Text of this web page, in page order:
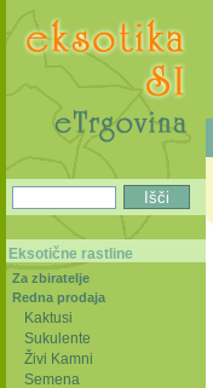
Eksotične rastline
Za zbiratelje
Redna prodaja
Kaktusi
Sukulente
Živi Kamni
Semena